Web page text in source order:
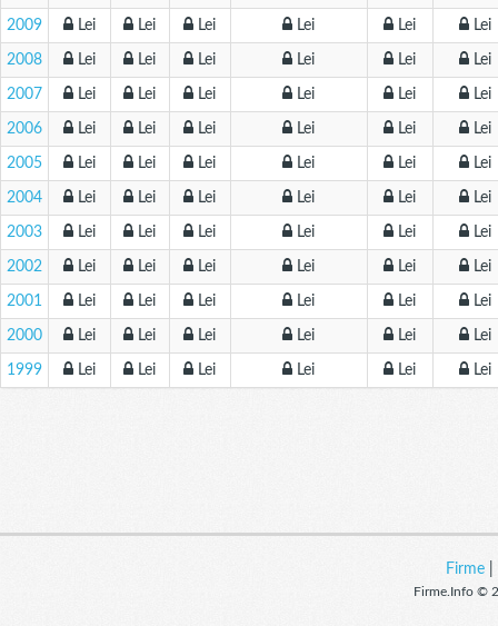
2009 Lei Lei Lei Lei Lei Lei
2008 Lei Lei Lei Lei Lei Lei
2007 Lei Lei Lei Lei Lei Lei
2006 Lei Lei Lei Lei Lei Lei
2005 Lei Lei Lei Lei Lei Lei
2004 Lei Lei Lei Lei Lei Lei
2003 Lei Lei Lei Lei Lei Lei
2002 Lei Lei Lei Lei Lei Lei
2001 Lei Lei Lei Lei Lei Lei
2000 Lei Lei Lei Lei Lei Lei
1999 Lei Lei Lei Lei Lei Lei
Firme
Firme.Info ©